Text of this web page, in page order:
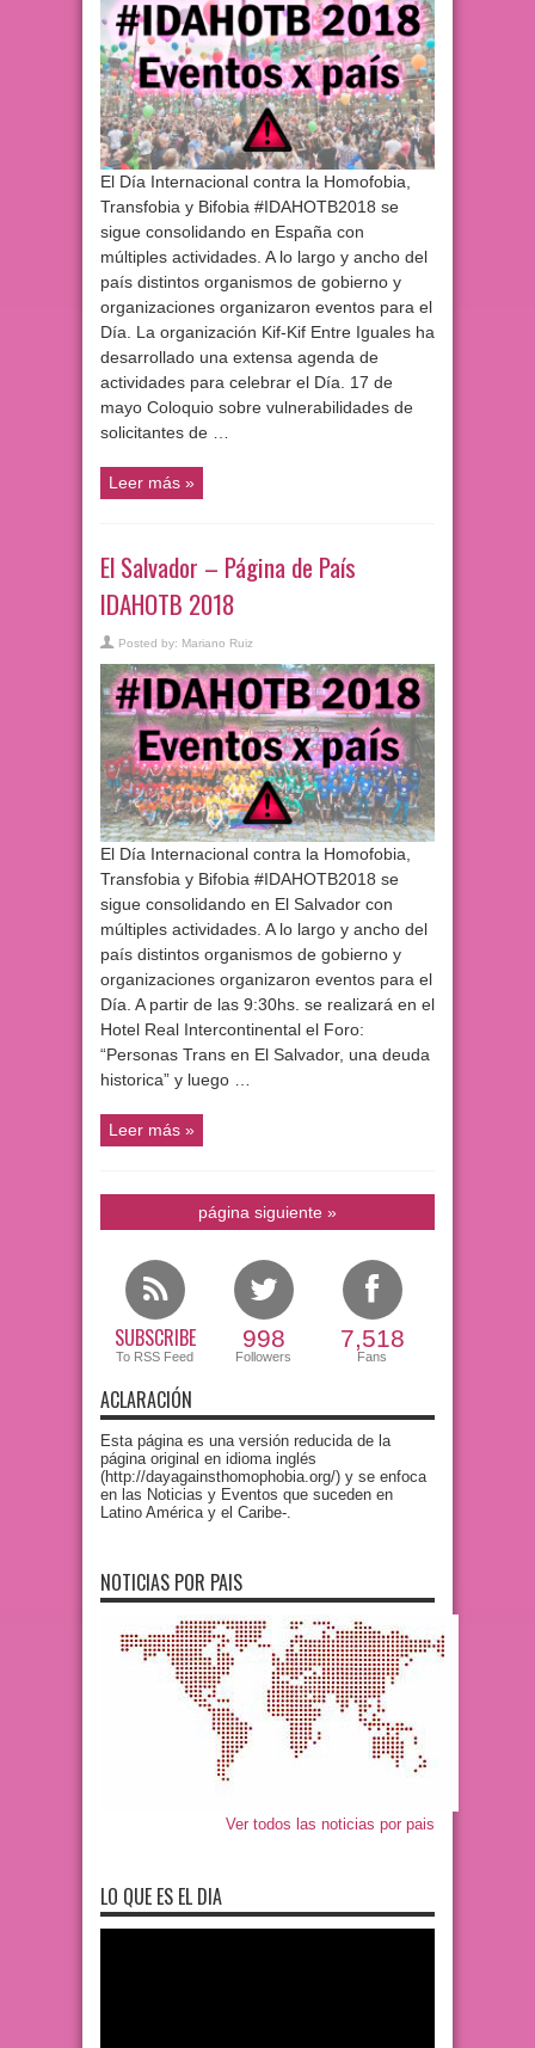
El Día Internacional contra la Homofobia,
Transfobia y Bifobia #IDAHOTB2018 se
sigue consolidando en España con
múltiples actividades. A lo largo y ancho del
país distintos organismos de gobierno y
organizaciones organizaron eventos para el
Día. La organización Kif-Kif Entre Iguales ha
desarrollado una extensa agenda de
actividades para celebrar el Día. 17 de
mayo Coloquio sobre vulnerabilidades de
solicitantes de …
Leer más »
El Salvador – Página de País
IDAHOTB 2018
Posted by: Mariano Ruiz
El Día Internacional contra la Homofobia,
Transfobia y Bifobia #IDAHOTB2018 se
sigue consolidando en El Salvador con
múltiples actividades. A lo largo y ancho del
país distintos organismos de gobierno y
organizaciones organizaron eventos para el
Día. A partir de las 9:30hs. se realizará en el
Hotel Real Intercontinental el Foro:
“Personas Trans en El Salvador, una deuda
historica” y luego …
Leer más »
página siguiente »
SUBSCRIBE
To RSS Feed
998
Followers
7,518
Fans
ACLARACIÓN
Esta página es una versión reducida de la
página original en idioma inglés
(http://dayagainsthomophobia.org/) y se enfoca
en las Noticias y Eventos que suceden en
Latino América y el Caribe-.
NOTICIAS POR PAIS
Ver todos las noticias por pais
LO QUE ES EL DIA